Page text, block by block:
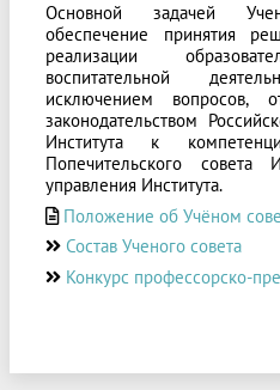
Основной задачей
обеспечение принятия
реализации
воспитательной
исключением вопросов,
законодательством
Института к
Попечительского совета
управления Института.
Положение об Учёном
Состав Ученого совета
Конкурс профессорско-